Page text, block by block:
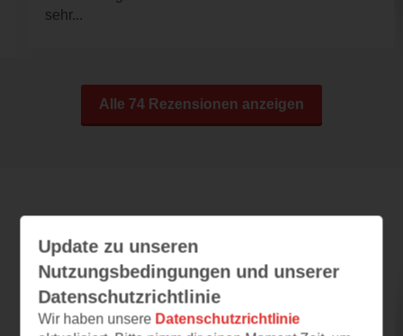
sehr...
Alle 74 Rezensionen anzeigen
Die Liebe trägt Gummistiefel
Update zu unseren
Nutzungsbedingungen und unserer
Datenschutzrichtlinie
Wir haben unsere Datenschutzrichtlinie